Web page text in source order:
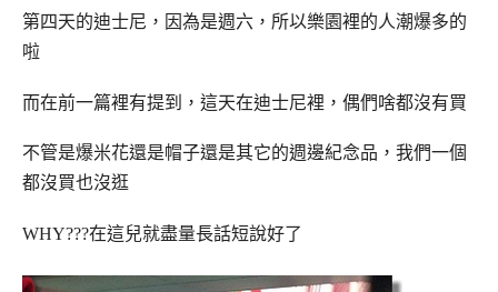
第四天的迪士尼，因為是週六，所以樂園裡的人潮爆多的
啦
而在前一篇裡有提到，這天在迪士尼裡，偶們啥都沒有買
不管是爆米花還是帽子還是其它的週邊紀念品，我們一個
都沒買也沒逛
WHY???在這兒就盡量長話短說好了